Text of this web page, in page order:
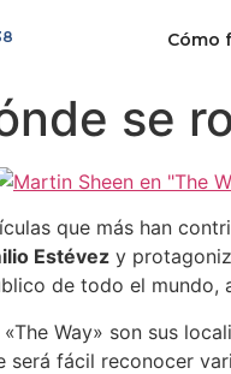
Cómo
se
que más han
Estévez y
de todo el
Way» son sus
será fácil reconocer